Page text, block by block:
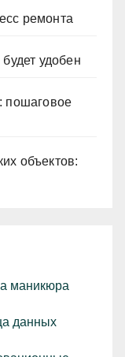
ремонта
удобен
пошаговое
объектов:
маникюра
данных